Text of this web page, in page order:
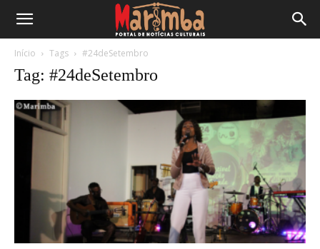
Início Tags #24deSetembro
Tag: #24deSetembro